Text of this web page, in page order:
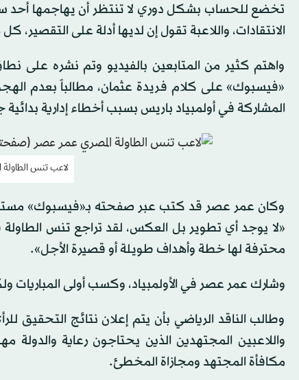
تخضع للحساب بشكل دوري لا تنتظر أن يهاجمها أحد
الانتقادات، واللاعبة تقول إن لديها أدلة على
واهتم كثير من المتابعين بالفيديو وتم نشره على
«فيسبوك» على كلام فريدة عثمان، مطالباً بعدم
المشاركة في أولمبياد باريس بسبب أخطاء إدارية بدائية
لاعب تنس
وكان عمر عصر قد كتب عبر صفحته بـ«فيسبوك»
«لا يوجد أي تطوير بل العكس، لقد تراجع تنس
محترفة لها خطة وأهداف طويلة أو قصيرة الأجل».
وشارك عمر عصر في الأولمبياد، وكسب أولى المباريات
وطالب الناقد الرياضي بأن يتم إعلان نتائج التحقيق
واللاعبين المجتهدين الذين يحتاجون رعاية والدولة
مكافأة المجتهد ومجازاة المخطئ.